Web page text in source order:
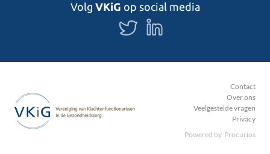
Volg VKiG op social media
Volg
ons
Contact
Over ons
Veelgestelde vragen
Privacy
Powered by Procurios